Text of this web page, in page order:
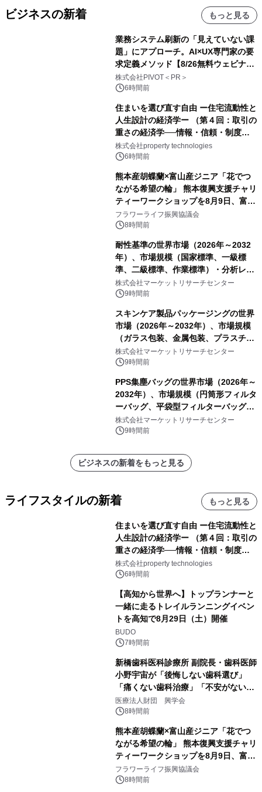
ビジネスの新着 もっと見る
業務システム刷新の「見えていない課
題」にアプローチ。AI×UX専門家の要
求定義メソッド【8/26無料ウェビナ
ー】株式会社PIVOT
株式会社PIVOT＜PR＞
6時間前
住まいを選び直す自由 ー住宅流動性と
人生設計の経済学ー （第４回：取引の
重さの経済学──情報・信頼・制度を
PropTechはどう組み替えるか）｜
PropTech-Lab
株式会社property technologies
6時間前
熊本産胡蝶蘭×富山産ジニア「花でつ
ながる希望の輪」 熊本復興支援チャリ
ティーワークショップを8月9日、富
山・射水で開催
フラワーライフ振興協議会
8時間前
耐性基準の世界市場（2026年～2032
年）、市場規模（国家標準、一級標
準、二級標準、作業標準）・分析レポ
ートを発表
株式会社マーケットリサーチセンター
9時間前
スキンケア製品パッケージングの世界
市場（2026年～2032年）、市場規模
（ガラス包装、金属包装、プラスチッ
ク包装、その他）・分析レポートを発
表
株式会社マーケットリサーチセンター
9時間前
PPS集塵バッグの世界市場（2026年～
2032年）、市場規模（円筒形フィルタ
ーバッグ、平袋型フィルターバッグ、
プリーツフィルターバッグ、その
他）・分析レポートを発表
株式会社マーケットリサーチセンター
9時間前
ビジネスの新着をもっと見る
ライフスタイルの新着 もっと見る
住まいを選び直す自由 ー住宅流動性と
人生設計の経済学ー （第４回：取引の
重さの経済学──情報・信頼・制度を
PropTechはどう組み替えるか）｜
PropTech-Lab
株式会社property technologies
6時間前
【高知から世界へ】トップランナーと
一緒に走るトレイルランニングイベン
トを高知で8月29日（土）開催
BUDO
7時間前
新橋歯科医科診療所 副院長・歯科医師
小野宇宙が「後悔しない歯科選び」
「痛くない歯科治療」「不安がない治
療計画」をテーマに専門監修
医療法人財団 興学会
8時間前
熊本産胡蝶蘭×富山産ジニア「花でつ
ながる希望の輪」 熊本復興支援チャリ
ティーワークショップを8月9日、富
山・射水で開催
フラワーライフ振興協議会
8時間前